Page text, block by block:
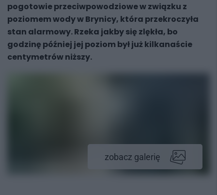
pogotowie przeciwpowodziowe w związku z
poziomem wody w Brynicy, która przekroczyła
stan alarmowy. Rzeka jakby się zlękła, bo
godzinę później jej poziom był już kilkanaście
centymetrów niższy.
zobacz galerię